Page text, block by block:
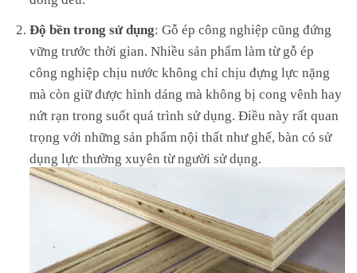
Độ bền trong sử dụng: Gỗ ép công nghiệp cũng đứng
vững trước thời gian. Nhiều sản phẩm làm từ gỗ ép
công nghiệp chịu nước không chỉ chịu đựng lực nặng
mà còn giữ được hình dáng mà không bị cong vênh hay
nứt rạn trong suốt quá trình sử dụng. Điều này rất quan
trọng với những sản phẩm nội thất như ghế, bàn có sử
dụng lực thường xuyên từ người sử dụng.